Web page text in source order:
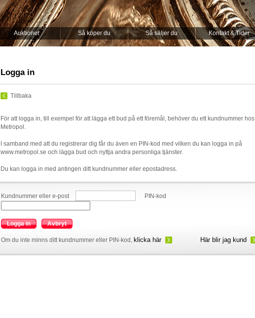
Auktioner Så köper du Så säljer du Kontakt & Tider
Logga in
Tillbaka
För att logga in, till exempel för att lägga ett bud på ett föremål, behöver du ett kundnummer hos
Metropol.
I samband med att du registrerar dig får du även en PIN-kod med vilken du kan logga in på
www.metropol.se och lägga bud och nyttja andra personliga tjänster.
Du kan logga in med antingen ditt kundnummer eller epostadress.
Kundnummer eller e-post PIN-kod
Logga in Avbryt
Om du inte minns ditt kundnummer eller PIN-kod, klicka här Här blir jag kund